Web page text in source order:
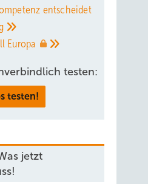
entscheidet
Europa
testen:
testen!
jetzt